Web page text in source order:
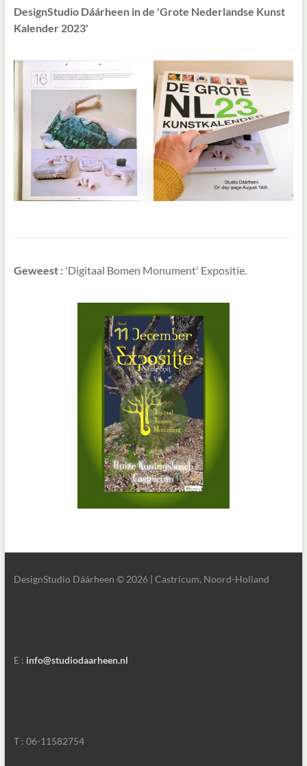
DesignStudio Dáárheen in de 'Grote Nederlandse Kunst
Kalender 2023'
Geweest :'Digitaal Bomen Monument' Expositie.
DesignStudio Dáárheen © 2026 | Castricum, Noord-Holland
E : info@studiodaarheen.nl
T : 06-11582754